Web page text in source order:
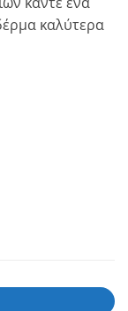
καλύτερα